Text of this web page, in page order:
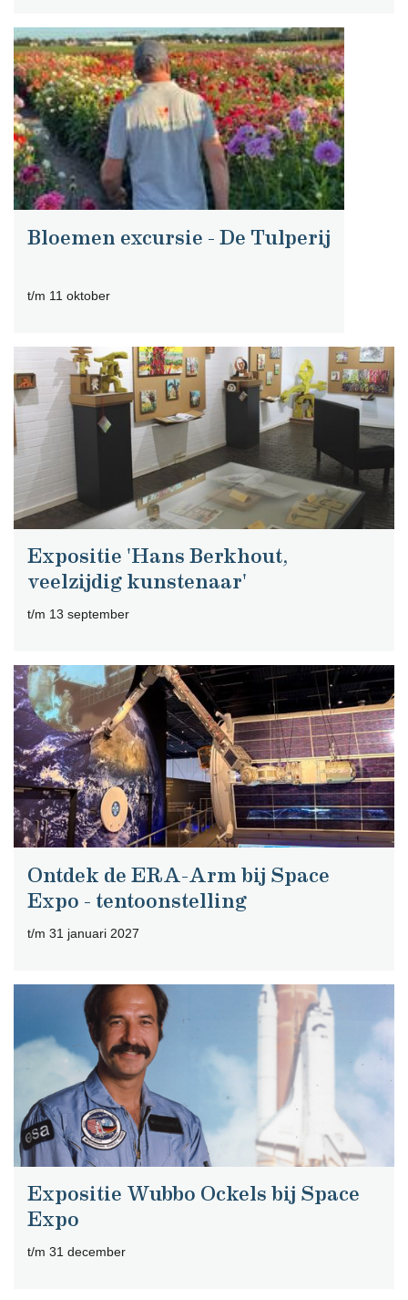
Bloemen excursie - De Tulperij
t/m 11 oktober
Expositie 'Hans Berkhout,
veelzijdig kunstenaar'
t/m 13 september
Ontdek de ERA-Arm bij Space
Expo - tentoonstelling
t/m 31 januari 2027
Expositie Wubbo Ockels bij Space
Expo
t/m 31 december